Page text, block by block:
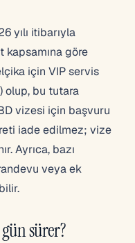
yılı itibarıyla
kapsamına göre
için VIP servis
olup, bu tutara
vizesi için başvuru
iade edilmez; vize
Ayrıca, bazı
veya ek
sürer?